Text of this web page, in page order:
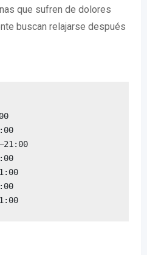
que sufren de dolores
buscan relajarse después